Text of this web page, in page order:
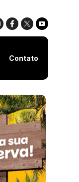
Contato